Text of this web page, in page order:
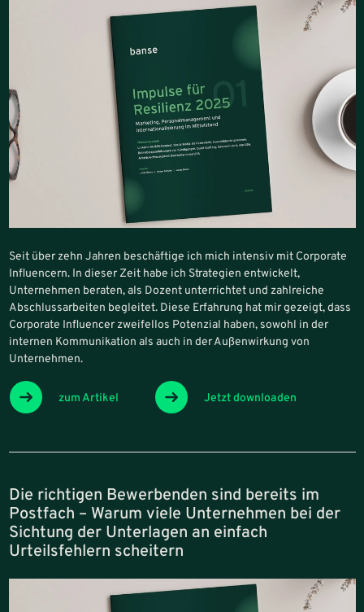
Seit über zehn Jahren beschäftige ich mich intensiv mit Corporate
Influencern. In dieser Zeit habe ich Strategien entwickelt,
Unternehmen beraten, als Dozent unterrichtet und zahlreiche
Abschlussarbeiten begleitet. Diese Erfahrung hat mir gezeigt, dass
Corporate Influencer zweifellos Potenzial haben, sowohl in der
internen Kommunikation als auch in der Außenwirkung von
Unternehmen.
zum Artikel Jetzt downloaden
Die richtigen Bewerbenden sind bereits im
Postfach – Warum viele Unternehmen bei der
Sichtung der Unterlagen an einfach
Urteilsfehlern scheitern